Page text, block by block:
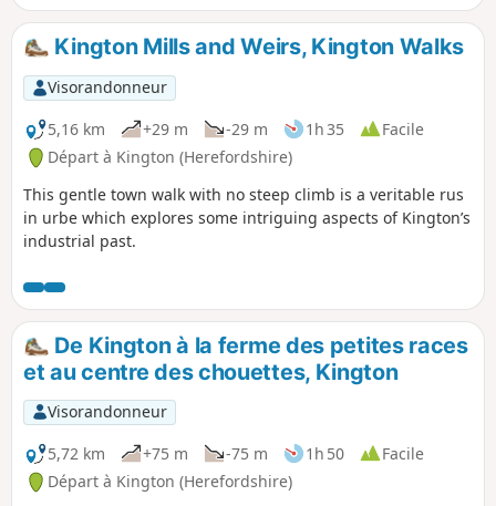
Kington Mills and Weirs, Kington Walks
Visorandonneur
5,16 km
+29 m -29 m 1h 35
Facile
Départ à Kington (Herefordshire)
This gentle town walk with no steep climb is a veritable rus
in urbe which explores some intriguing aspects of Kington’s
industrial past.
De Kington à la ferme des petites races
et au centre des chouettes, Kington
Visorandonneur
5,72 km
+75 m -75 m 1h 50
Facile
Départ à Kington (Herefordshire)